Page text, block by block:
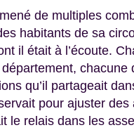
de multiples
habitants de sa
il était à l’écoute.
qu’il partageait
pour ajuster
le relais dans les